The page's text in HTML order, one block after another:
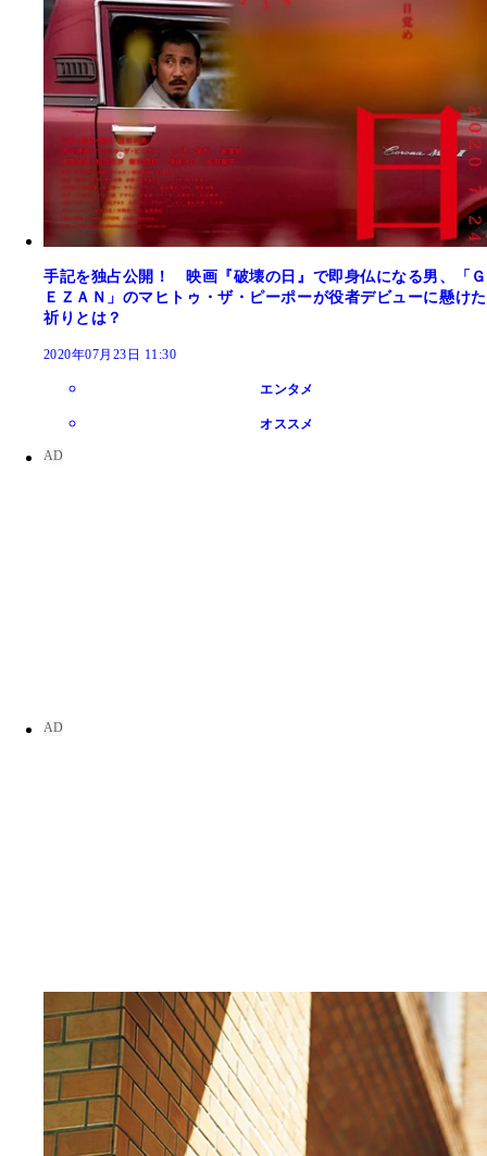
手記を独占公開！ 映画『破壊の日』で即身仏になる男、「Ｇ
ＥＺＡＮ」のマヒトゥ・ザ・ピーポーが役者デビューに懸けた
祈りとは？
2020年07月23日 11:30
エンタメ
オススメ